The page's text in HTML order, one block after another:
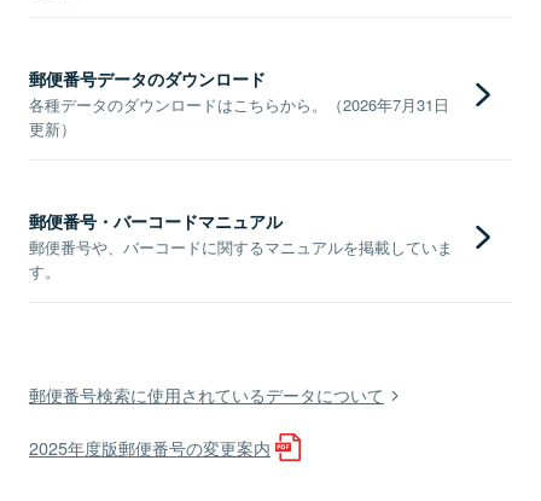
郵便番号データのダウンロード
各種データのダウンロードはこちらから。（2026年7月31日
更新）
郵便番号・バーコードマニュアル
郵便番号や、バーコードに関するマニュアルを掲載していま
す。
郵便番号検索に使用されているデータについて
2025年度版郵便番号の変更案内